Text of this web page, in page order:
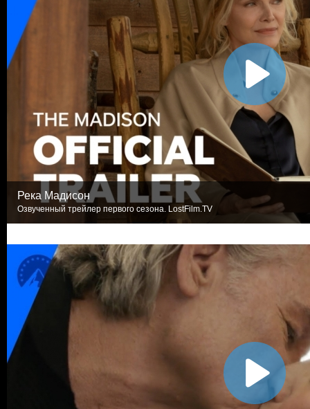
Река Мадисон
Озвученный трейлер первого сезона. LostFilm.TV